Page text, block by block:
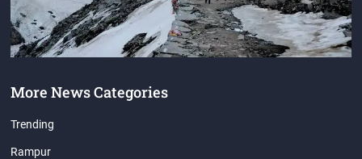
More News Categories
Trending
Rampur